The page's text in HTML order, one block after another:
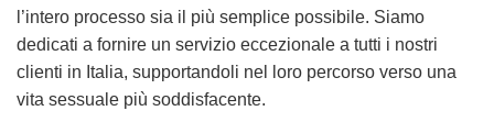
l’intero processo sia il più semplice possibile. Siamo
dedicati a fornire un servizio eccezionale a tutti i nostri
clienti in Italia, supportandoli nel loro percorso verso una
vita sessuale più soddisfacente.